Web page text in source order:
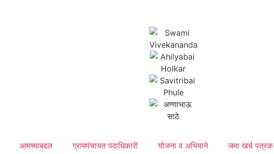
आमच्याबद्दल ग्रामपंचायत पदाधिकारी योजना व अभियाने जमा खर्च पत्रक